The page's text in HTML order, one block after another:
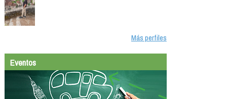
Más perfiles
Eventos